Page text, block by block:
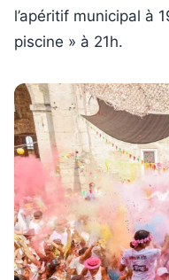
l’apéritif municipal à
piscine » à 21h.